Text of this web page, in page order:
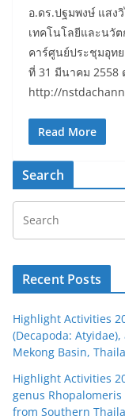
อ.ดร.ปฐมพงษ์ แสง
เทคโนโลยีและนวั
คาร์ศูนย์ประชุมอุท
ที่ 31 มีนาคม 2558
http://
Read More
Search
Recent Posts
Highlight Activities
(Decapoda:
Mekong Basin,
Highlight Activities
genus
from Southern